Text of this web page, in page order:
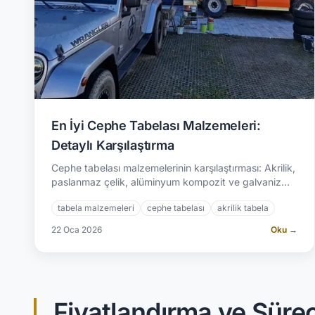
En İyi Cephe Tabelası Malzemeleri:
Detaylı Karşılaştırma
Cephe tabelası malzemelerinin karşılaştırması: Akrilik,
paslanmaz çelik, alüminyum kompozit ve galvaniz
proje.
tabela malzemeleri cephe tabelası akrilik tabela
22 Oca 2026 Oku →